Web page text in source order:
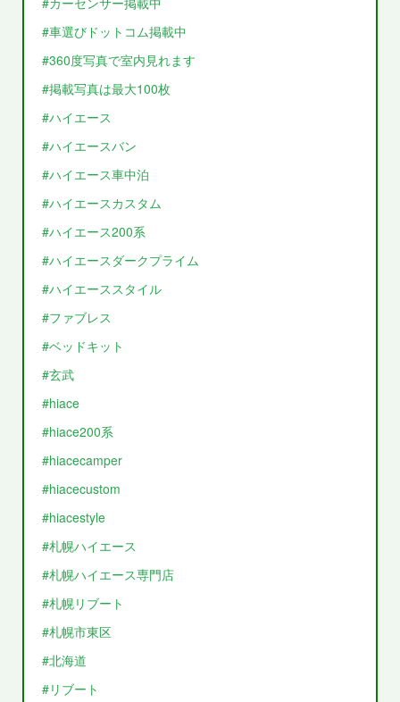
#車選びドットコム掲載中
#360度写真で室内見れます
#掲載写真は最大100枚
#ハイエース
#ハイエースバン
#ハイエース車中泊
#ハイエースカスタム
#ハイエース200系
#ハイエースダークプライム
#ハイエーススタイル
#ファブレス
#ベッドキット
#玄武
#hiace
#hiace200系
#hiacecamper
#hiacecustom
#hiacestyle
#札幌ハイエース
#札幌ハイエース専門店
#札幌リブート
#札幌市東区
#北海道
#リブート